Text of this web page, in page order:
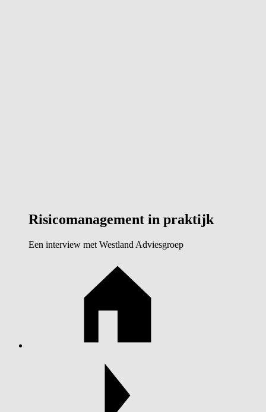
Risicomanagement in praktijk
Een interview met Westland Adviesgroep